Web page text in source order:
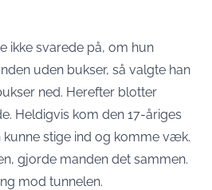
ikke svarede på, om hun
uden bukser, så valgte han
ned. Herefter blotter
Heldigvis kom den 17-åriges
kunne stige ind og komme væk.
gjorde manden det sammen.
mod tunnelen.